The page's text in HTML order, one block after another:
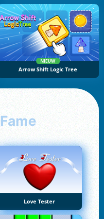
NIEUW
Arrow Shift Logic Tree
Fame
Love Tester